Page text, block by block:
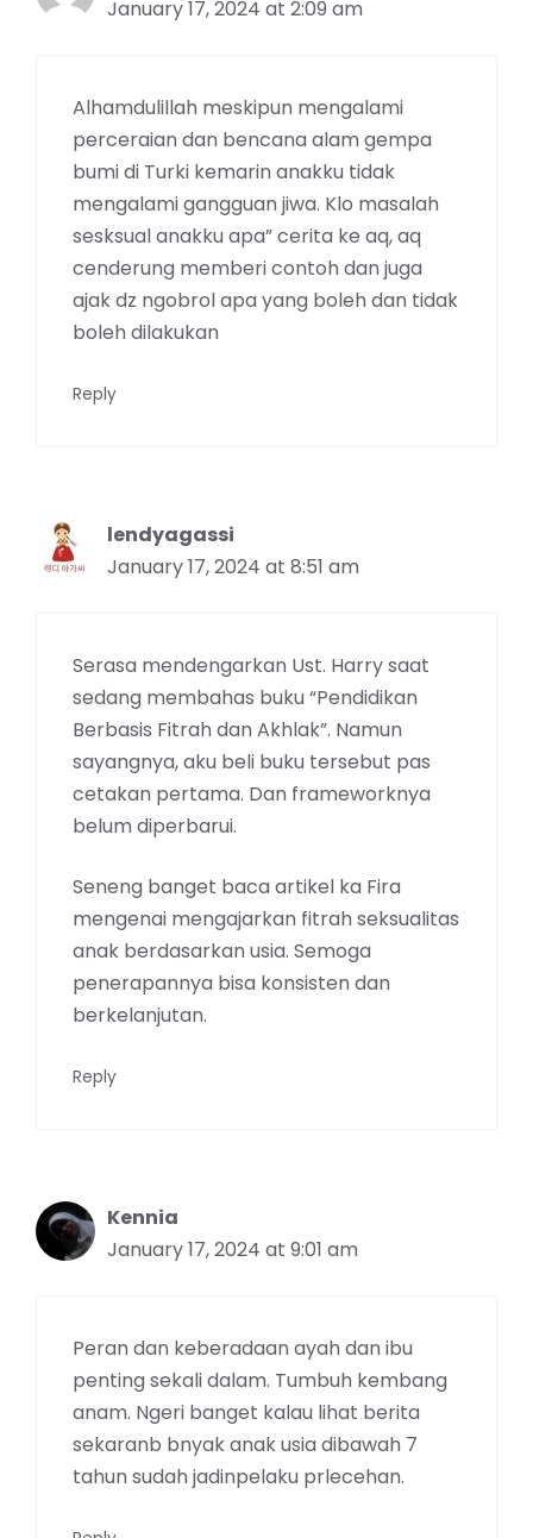
January 17, 2024 at 2:09 am
Alhamdulillah meskipun mengalami
perceraian dan bencana alam gempa
bumi di Turki kemarin anakku tidak
mengalami gangguan jiwa. Klo masalah
sesksual anakku apa” cerita ke aq, aq
cenderung memberi contoh dan juga
ajak dz ngobrol apa yang boleh dan tidak
boleh dilakukan
Reply
lendyagassi
January 17, 2024 at 8:51 am
Serasa mendengarkan Ust. Harry saat
sedang membahas buku “Pendidikan
Berbasis Fitrah dan Akhlak”. Namun
sayangnya, aku beli buku tersebut pas
cetakan pertama. Dan frameworknya
belum diperbarui.
Seneng banget baca artikel ka Fira
mengenai mengajarkan fitrah seksualitas
anak berdasarkan usia. Semoga
penerapannya bisa konsisten dan
berkelanjutan.
Reply
Kennia
January 17, 2024 at 9:01 am
Peran dan keberadaan ayah dan ibu
penting sekali dalam. Tumbuh kembang
anam. Ngeri banget kalau lihat berita
sekaranb bnyak anak usia dibawah 7
tahun sudah jadinpelaku prlecehan.